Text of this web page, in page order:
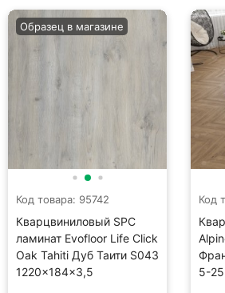
Код товара: 95742
Кварцвиниловый SPC
ламинат Evofloor Life Click
Oak Tahiti Дуб Таити S043
1220×184×3,5
Образец в магазине
Код
5-